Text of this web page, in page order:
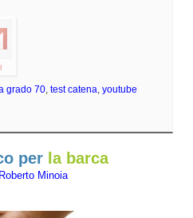
grado 70, test catena, youtube
per la barca
Roberto Minoia